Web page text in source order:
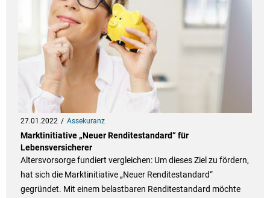
27.01.2022 Assekuranz
Marktinitiative „Neuer Renditestandard“ für
Lebensversicherer
Altersvorsorge fundiert vergleichen: Um dieses Ziel zu fördern,
hat sich die Marktinitiative „Neuer Renditestandard“
gegründet. Mit einem belastbaren Renditestandard möchte